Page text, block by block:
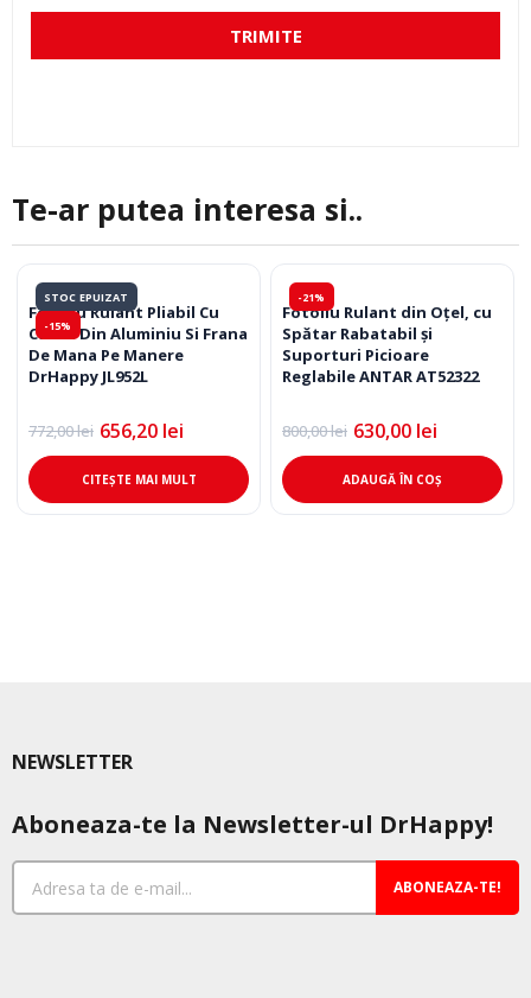
TRIMITE
Te-ar putea interesa si..
STOC EPUIZAT
-15%
Fotoliu Rulant Pliabil Cu
Cadru Din Aluminiu Si Frana
De Mana Pe Manere
DrHappy JL952L
772,00lei
Prețul
inițial
a
fost:
772,00 lei.
656,20 lei
Prețul
curent
este:
656,20 lei.
CITEȘTE MAI MULT
-21%
Fotoliu Rulant din Oțel, cu
Spătar Rabatabil și
Suporturi Picioare
Reglabile ANTAR AT52322
800,00lei
Prețul
inițial
a
fost:
800,00 lei.
630,00 lei
Prețul
curent
este:
630,00 lei.
ADAUGĂ ÎN COȘ
NEWSLETTER
Aboneaza-te la Newsletter-ul DrHappy!
ABONEAZA-TE!